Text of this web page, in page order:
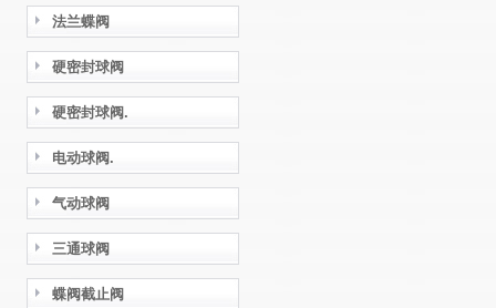
法兰蝶阀
硬密封球阀
硬密封球阀.
电动球阀.
气动球阀
三通球阀
蝶阀截止阀